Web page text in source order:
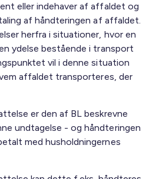
eller indehaver af affaldet og
af håndteringen af affaldet.
herfra i situationer, hvor en
ydelse bestående i transport
vil i denne situation
affaldet transporteres, der
er den af BL beskrevne
undtagelse - og håndteringen
med husholdningernes